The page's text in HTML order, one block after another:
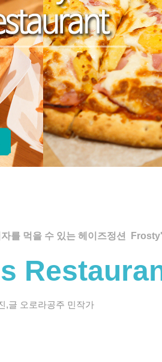
자를 먹을 수 있는 헤이즈정션
,글 오로라공주 민작가